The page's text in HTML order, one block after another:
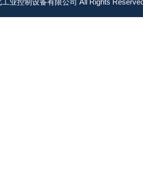
工业控制设备有限公司 All Rights